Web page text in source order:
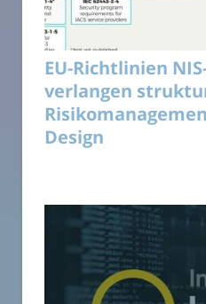
EU-Richtlinien
verlangen
Design